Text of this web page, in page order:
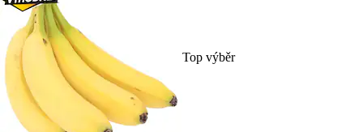
Top výběr